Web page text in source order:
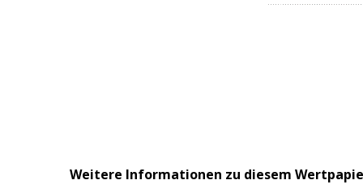
Weitere Informationen zu diesem